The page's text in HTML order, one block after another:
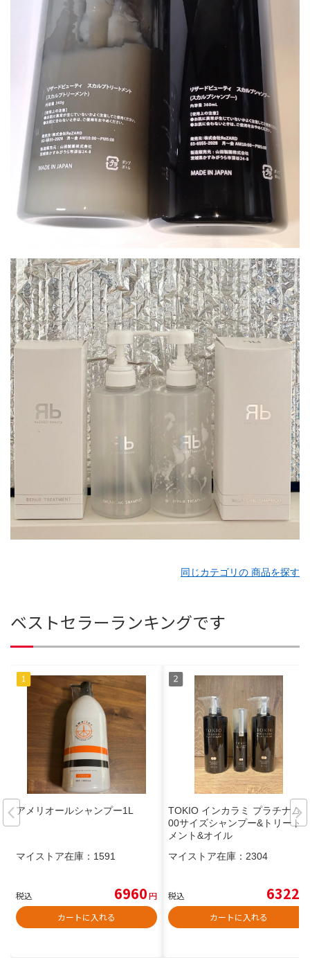
同じカテゴリの 商品を探す
ベストセラーランキングです
アメリオールシャンプー1L
マイストア在庫： 1591
税込 6960円
カートに入れる
TOKIO インカラミ プラチナム4
00サイズシャンプー&トリート
メント&オイル
マイストア在庫： 2304
税込 6322
カートに入れる